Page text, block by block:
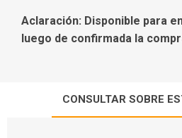
Aclaración: Disponible para
luego de confirmada la
CONSULTAR SOBRE